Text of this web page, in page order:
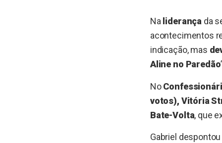
Na liderança da
acontecimentos
indicação, mas
Aline no Paredão
No
votos), Vitória
Bate-Volta, que
Gabriel